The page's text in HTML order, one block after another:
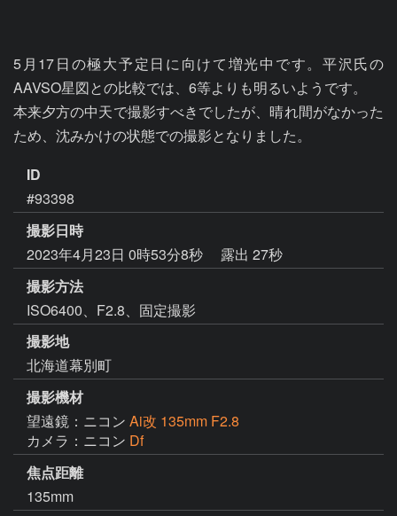
5月17日の極大予定日に向けて増光中です。平沢氏の
AAVSO星図との比較では、6等よりも明るいようです。
本来夕方の中天で撮影すべきでしたが、晴れ間がなかった
ため、沈みかけの状態での撮影となりました。
ID
#93398
撮影日時
2023年4月23日 0時53分8秒
露出 27秒
撮影方法
ISO6400、F2.8、固定撮影
撮影地
北海道幕別町
撮影機材
望遠鏡：ニコン Ai改 135mm F2.8
カメラ：ニコン Df
焦点距離
135mm